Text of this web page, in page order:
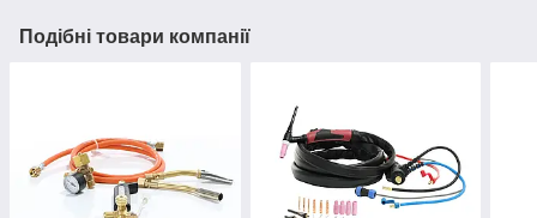
Подібні товари компанії